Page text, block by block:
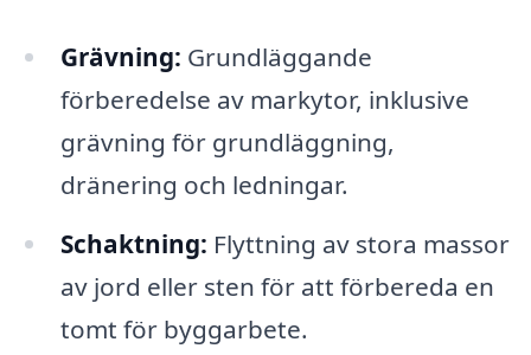
Grävning: Grundläggande
förberedelse av markytor, inklusive
grävning för grundläggning,
dränering och ledningar.
Schaktning: Flyttning av stora massor
av jord eller sten för att förbereda en
tomt för byggarbete.